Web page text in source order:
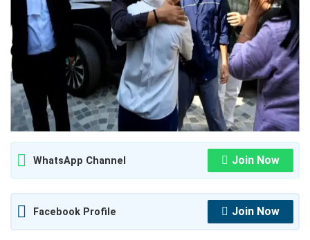
WhatsApp Channel Join Now
Facebook Profile Join Now